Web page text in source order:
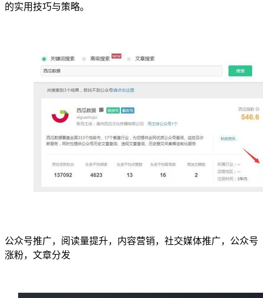
的实用技巧与策略。
公众号推广，阅读量提升，内容营销，社交媒体推广，公众号
涨粉，文章分发